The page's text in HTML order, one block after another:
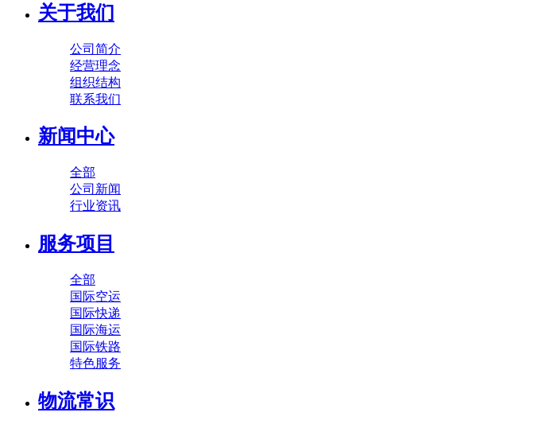
关于我们
公司简介
经营理念
组织结构
联系我们
新闻中心
全部
公司新闻
行业资讯
服务项目
全部
国际空运
国际快递
国际海运
国际铁路
特色服务
物流常识